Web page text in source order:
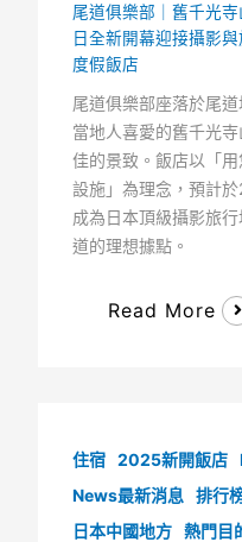
尾道俱樂部｜舊千光
日全新開幕迎接攝影
度假飯店
尾道俱樂部座落於尾
當地人喜愛的舊千光
佳的景致。飯店以「
設施」為理念，預計
成為日本頂級攝影旅
道的理想據點。
Read More
住宿 2025新開飯店
News最新消息
排行
日本中國地方 熱門目